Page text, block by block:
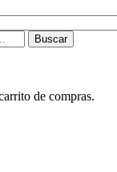
Buscar
de compras.